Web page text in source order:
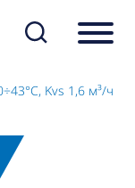
Kvs 1,6 м³/ч